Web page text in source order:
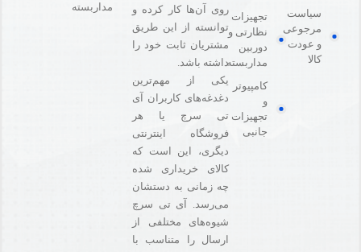
سیاست
مرجوعی
و عودت
کالا
تجهیزات
نظارتی و
دوربین
مداربسته
کامپیوتر
و
تجهیزات
جانبی
روی آن‌ها کار کرده و
توانسته از این طریق
مشتریان ثابت خود را
داشته باشد.
یکی از مهم‌ترین
دغدغه‌های کاربران آی
تی سرچ یا هر
فروشگاه‌ اینترنتی
دیگری، این است که
کالای خریداری شده
چه زمانی به دستشان
می‌رسد. آی تی سرچ
شیوه‌های مختلفی از
ارسال را متناسب با
مداربسته